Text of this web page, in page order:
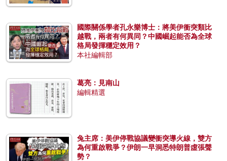
國際關係學者孔永樂博士：將美伊衝突類比
越戰，兩者有何異同？中國崛起能否為全球
格局發揮穩定效用？
本社編輯部
葛亮：見南山
編輯精選
兔主席：美伊停戰協議變衝突導火線，雙方
為何重啟戰爭？伊朗一早洞悉特朗普虛張聲
勢？